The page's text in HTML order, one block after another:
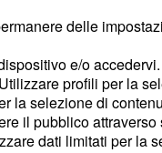
delle
e/o
profili per la
la selezione di
il pubblico attraverso
dati limitati per la